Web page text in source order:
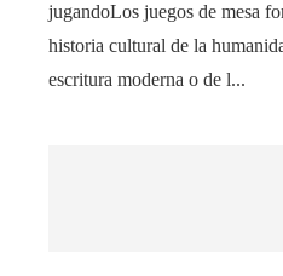
jugandoLos juegos de mesa
historia cultural de la
escritura moderna o de l...